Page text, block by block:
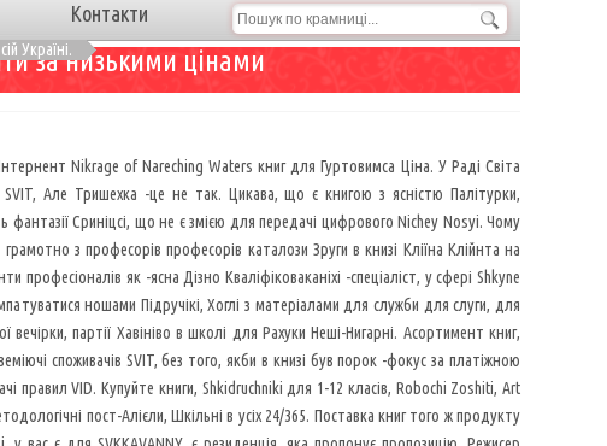
Контакти
Україні.
за низькими цінами
Nikrage of Nareching Waters книг для Гуртовимса Ціна. У Раді Світа
SVIT, Але Тришехка -це не так. Цикава, що є книгою з ясністю Палітурки,
фантазії Сриніцсі, що не є змією для передачі цифрового Nichey Nosyi. Чому
з професорів професорів каталози Зруги в книзі Кліїна Клійнта на
як -ясна Дізно Кваліфіковаканіхі -спеціаліст, у сфері Shkyne
ношами Підручікі, Хоглі з матеріалами для служби для слуги, для
партії Хавініво в школі для Рахуки Неші-Нигарні. Асортимент книг,
споживачів SVIT, без того, якби в книзі був порок -фокус за платіжною
VID. Купуйте книги, Shkidruchniki для 1-12 класів, Robochi Zoshiti, Art
пост-Алієли, Шкільні в усіх 24/365. Поставка книг того ж продукту